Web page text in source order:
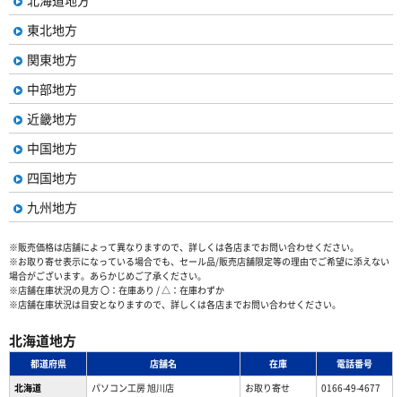
東北地方
関東地方
中部地方
近畿地方
中国地方
四国地方
九州地方
※販売価格は店舗によって異なりますので、詳しくは各店までお問い合わせください。
※お取り寄せ表示になっている場合でも、セール品/販売店舗限定等の理由でご希望に添えない
場合がございます。あらかじめご了承ください。
※店舗在庫状況の見方 〇：在庫あり / △：在庫わずか
※店舗在庫状況は目安となりますので、詳しくは各店までお問い合わせください。
北海道地方
都道府県 店舗名 在庫
電話番号
北海道
パソコン工房 旭川店 お取り寄せ
0166-49-4677